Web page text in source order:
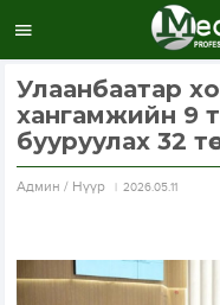
Улаанбаатар
хангамжийн 9
бууруулах 32
Aдмин / Нүүр 2026.05.11